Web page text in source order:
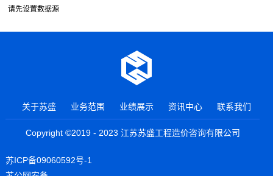
请先设置数据源
关于苏盛 业务范围 业绩展示 资讯中心 联系我们
Copyright ©2019 - 2023 江苏苏盛工程造价咨询有限公司
苏ICP备09060592号-1